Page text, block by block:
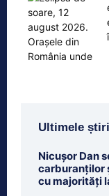
Ultimele știri
Nicușor Dan
carburanților
cu majorități